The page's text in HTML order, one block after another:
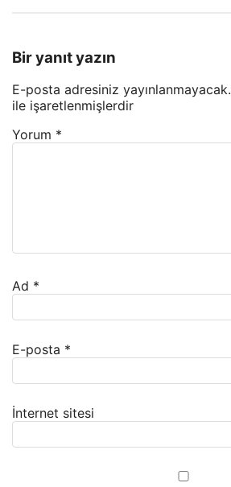
Bir yanıt yazın
E-posta adresiniz yayınlanmayacak.
ile işaretlenmişlerdir
Yorum *
Ad *
E-posta *
İnternet sitesi